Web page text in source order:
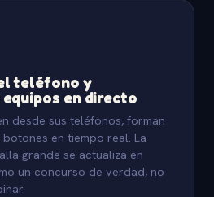
teléfono y
en directo
desde sus teléfonos, forman
en tiempo real. La
grande se actualiza en
un concurso de verdad, no